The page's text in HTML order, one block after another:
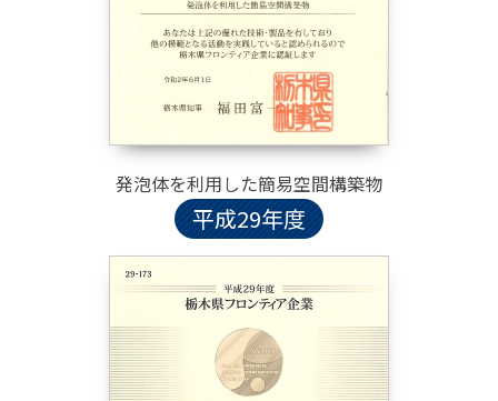
発泡体を利用した簡易空間構築物
平成29年度